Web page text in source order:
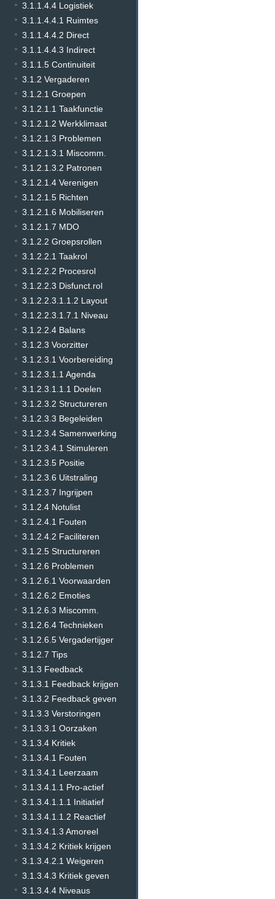
3.1.1.4.4 Logistiek
3.1.1.4.4.1 Ruimtes
3.1.1.4.4.2 Direct
3.1.1.4.4.3 Indirect
3.1.1.5 Continuiteit
3.1.2 Vergaderen
3.1.2.1 Groepen
3.1.2.1.1 Taakfunctie
3.1.2.1.2 Werkklimaat
3.1.2.1.3 Problemen
3.1.2.1.3.1 Miscomm.
3.1.2.1.3.2 Patronen
3.1.2.1.4 Verenigen
3.1.2.1.5 Richten
3.1.2.1.6 Mobiliseren
3.1.2.1.7 MDO
3.1.2.2 Groepsrollen
3.1.2.2.1 Taakrol
3.1.2.2.2 Procesrol
3.1.2.2.3 Disfunct.rol
3.1.2.2.3.1.1.2 Layout
3.1.2.2.3.1.7.1 Niveau
3.1.2.2.4 Balans
3.1.2.3 Voorzitter
3.1.2.3.1 Voorbereiding
3.1.2.3.1.1 Agenda
3.1.2.3.1.1.1 Doelen
3.1.2.3.2 Structureren
3.1.2.3.3 Begeleiden
3.1.2.3.4 Samenwerking
3.1.2.3.4.1 Stimuleren
3.1.2.3.5 Positie
3.1.2.3.6 Uitstraling
3.1.2.3.7 Ingrijpen
3.1.2.4 Notulist
3.1.2.4.1 Fouten
3.1.2.4.2 Faciliteren
3.1.2.5 Structureren
3.1.2.6 Problemen
3.1.2.6.1 Voorwaarden
3.1.2.6.2 Emoties
3.1.2.6.3 Miscomm.
3.1.2.6.4 Technieken
3.1.2.6.5 Vergadertijger
3.1.2.7 Tips
3.1.3 Feedback
3.1.3.1 Feedback krijgen
3.1.3.2 Feedback geven
3.1.3.3 Verstoringen
3.1.3.3.1 Oorzaken
3.1.3.4 Kritiek
3.1.3.4.1 Fouten
3.1.3.4.1 Leerzaam
3.1.3.4.1.1 Pro-actief
3.1.3.4.1.1.1 Initiatief
3.1.3.4.1.1.2 Reactief
3.1.3.4.1.3 Amoreel
3.1.3.4.2 Kritiek krijgen
3.1.3.4.2.1 Weigeren
3.1.3.4.3 Kritiek geven
3.1.3.4.4 Niveaus